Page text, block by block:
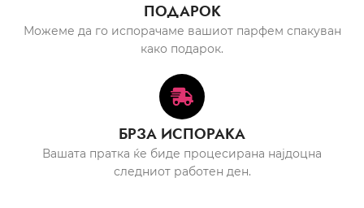
ПОДАРОК
Можеме да го испорачаме вашиот парфем спакуван
како подарок.
БРЗА ИСПОРАКА
Вашата пратка ќе биде процесирана најдоцна
следниот работен ден.